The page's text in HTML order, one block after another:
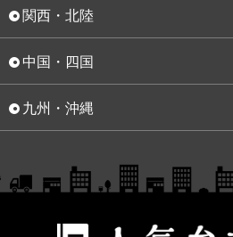
関西・北陸
中国・四国
九州・沖縄